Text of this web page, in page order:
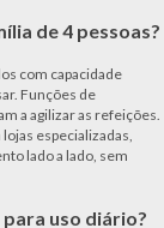
de 4 pessoas?
com capacidade
Funções de
a agilizar as refeições.
especializadas,
lado a lado, sem
uso diário?